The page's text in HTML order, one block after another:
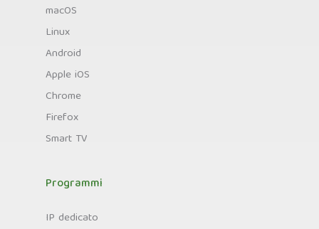
macOS
Linux
Android
Apple iOS
Chrome
Firefox
Smart TV
Programmi
IP dedicato